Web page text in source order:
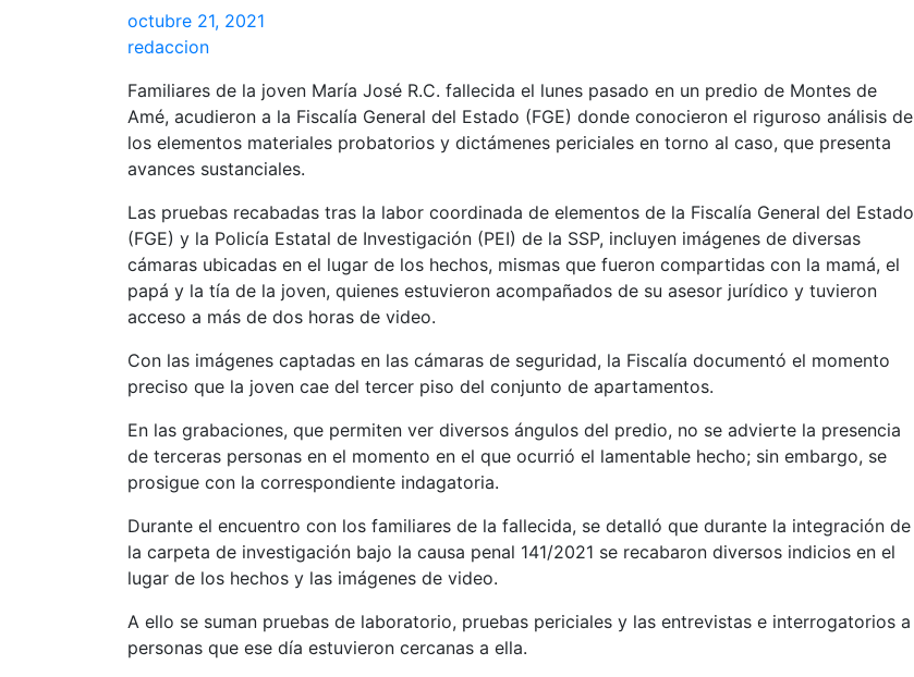
octubre 21, 2021
redaccion
Familiares de la joven María José R.C. fallecida el lunes pasado en un predio de Montes de
Amé, acudieron a la Fiscalía General del Estado (FGE) donde conocieron el riguroso análisis de
los elementos materiales probatorios y dictámenes periciales en torno al caso, que presenta
avances sustanciales.
Las pruebas recabadas tras la labor coordinada de elementos de la Fiscalía General del Estado
(FGE) y la Policía Estatal de Investigación (PEI) de la SSP, incluyen imágenes de diversas
cámaras ubicadas en el lugar de los hechos, mismas que fueron compartidas con la mamá, el
papá y la tía de la joven, quienes estuvieron acompañados de su asesor jurídico y tuvieron
acceso a más de dos horas de video.
Con las imágenes captadas en las cámaras de seguridad, la Fiscalía documentó el momento
preciso que la joven cae del tercer piso del conjunto de apartamentos.
En las grabaciones, que permiten ver diversos ángulos del predio, no se advierte la presencia
de terceras personas en el momento en el que ocurrió el lamentable hecho; sin embargo, se
prosigue con la correspondiente indagatoria.
Durante el encuentro con los familiares de la fallecida, se detalló que durante la integración de
la carpeta de investigación bajo la causa penal 141/2021 se recabaron diversos indicios en el
lugar de los hechos y las imágenes de video.
A ello se suman pruebas de laboratorio, pruebas periciales y las entrevistas e interrogatorios a
personas que ese día estuvieron cercanas a ella.